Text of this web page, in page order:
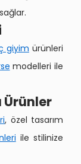
giyim ürünleri
modelleri ile
Ürünler
, özel tasarım
ile stilinize